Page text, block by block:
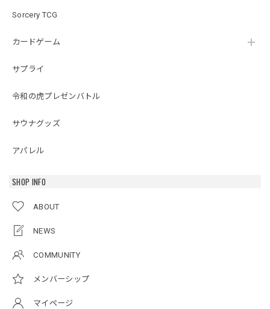
Sorcery TCG
カードゲーム
サプライ
令和の虎プレゼンバトル
サウナグッズ
アパレル
SHOP INFO
ABOUT
NEWS
COMMUNITY
メンバーシップ
マイページ